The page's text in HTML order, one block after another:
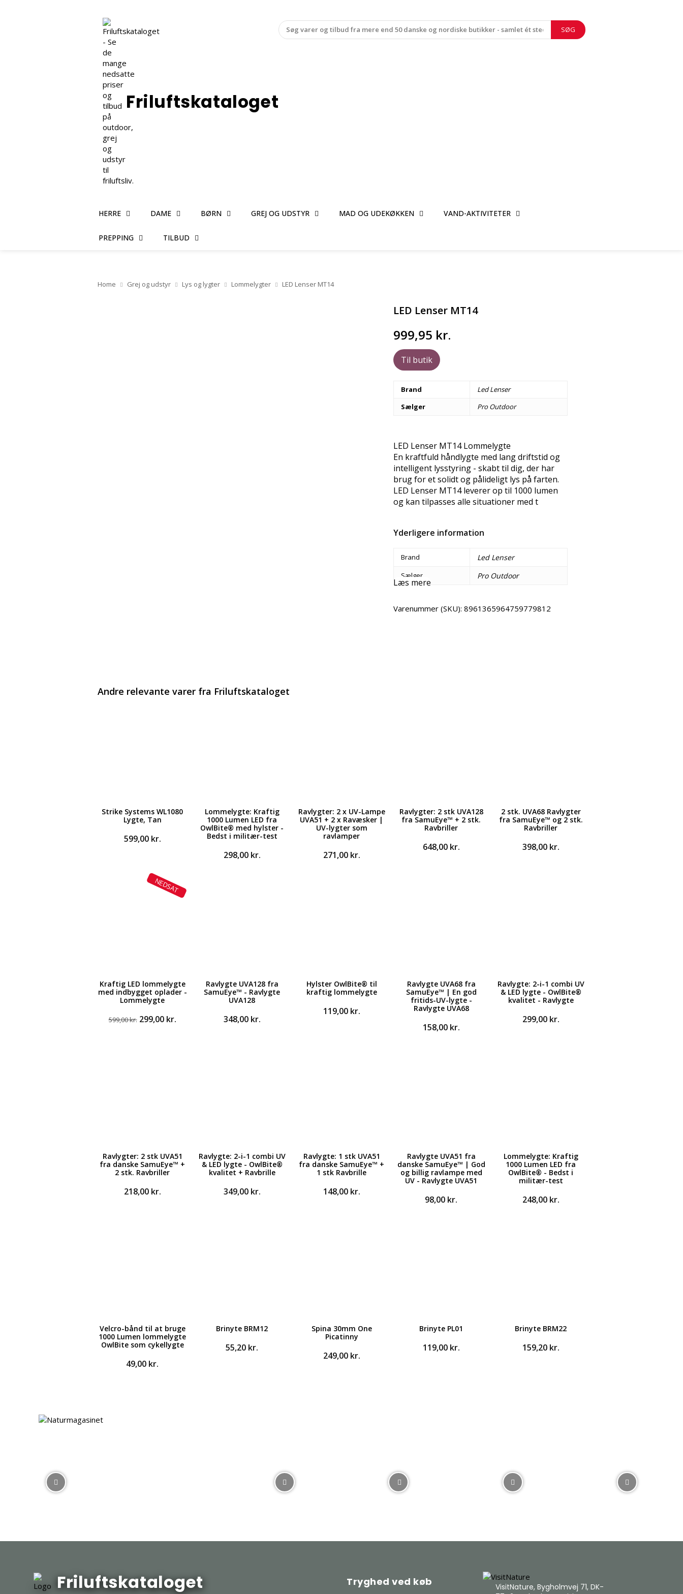
Friluftskataloget
SØG
HERRE DAME BØRN GREJ OG UDSTYR MAD OG UDEKØKKEN VAND-AKTIVITETER
PREPPING TILBUD
Home Grej og udstyr Lys og lygter Lommelygter LED Lenser MT14
LED Lenser MT14
999,95 kr.
Til butik
Brand
Led Lenser
Sælger
Pro Outdoor
LED Lenser MT14 Lommelygte
En kraftfuld håndlygte med lang driftstid og
intelligent lysstyring - skabt til dig, der har
brug for et solidt og pålideligt lys på farten.
LED Lenser MT14 leverer op til 1000 lumen
og kan tilpasses alle situationer med t
Yderligere information
Brand Led Lenser
Sælger Pro Outdoor
Læs mere
Varenummer (SKU):8961365964759779812
Andre relevante varer fra Friluftskataloget
Strike Systems WL1080
Lygte, Tan
599,00 kr.
Lommelygte: Kraftig
1000 Lumen LED fra
OwlBite® med hylster -
Bedst i militær-test
298,00 kr.
Ravlygter: 2 x UV-Lampe
UVA51 + 2 x Ravæsker |
UV-lygter som
ravlamper
271,00 kr.
Ravlygter: 2 stk UVA128
fra SamuEye™ + 2 stk.
Ravbriller
648,00 kr.
2 stk. UVA68 Ravlygter
fra SamuEye™ og 2 stk.
Ravbriller
398,00 kr.
NEDSAT
Kraftig LED lommelygte
med indbygget oplader -
Lommelygte
599,00kr. Den
299,00 kr.Den
Ravlygte UVA128 fra
SamuEye™ - Ravlygte
UVA128
348,00 kr.
Hylster OwlBite® til
kraftig lommelygte
119,00 kr.
Ravlygte UVA68 fra
SamuEye™ | En god
fritids-UV-lygte -
Ravlygte UVA68
158,00 kr.
Ravlygte: 2-i-1 combi UV
& LED lygte - OwlBite®
kvalitet - Ravlygte
299,00 kr.
Ravlygter: 2 stk UVA51
fra danske SamuEye™ +
2 stk. Ravbriller
218,00 kr.
Ravlygte: 2-i-1 combi UV
& LED lygte - OwlBite®
kvalitet + Ravbrille
349,00 kr.
Ravlygte: 1 stk UVA51
fra danske SamuEye™ +
1 stk Ravbrille
148,00 kr.
Ravlygte UVA51 fra
danske SamuEye™ | God
og billig ravlampe med
UV - Ravlygte UVA51
98,00 kr.
Lommelygte: Kraftig
1000 Lumen LED fra
OwlBite® - Bedst i
militær-test
248,00 kr.
Velcro-bånd til at bruge
1000 Lumen lommelygte
OwlBite som cykellygte
49,00 kr.
Brinyte BRM12
55,20 kr.
Spina 30mm One
Picatinny
249,00 kr.
Brinyte PL01
119,00 kr.
Brinyte BRM22
159,20 kr.
Friluftskataloget Tryghed ved køb
VisitNature, Bygholmvej 71, DK-